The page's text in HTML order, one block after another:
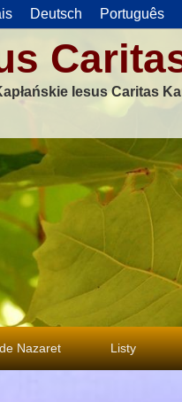
Deutsch Português
Iesus Caritas
Nazaret Listy